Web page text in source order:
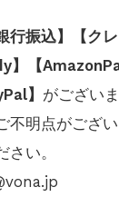
行振込】【ク
】【
】 がございま
不明点がござ
い。